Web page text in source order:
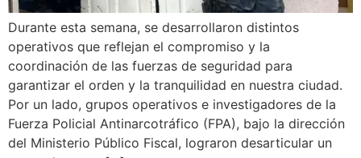
Durante esta semana, se desarrollaron distintos
operativos que reflejan el compromiso y la
coordinación de las fuerzas de seguridad para
garantizar el orden y la tranquilidad en nuestra ciudad.
Por un lado, grupos operativos e investigadores de la
Fuerza Policial Antinarcotráfico (FPA), bajo la dirección
del Ministerio Público Fiscal, lograron desarticular un